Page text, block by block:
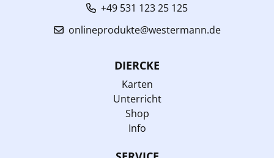
+49 531 123 25 125
onlineprodukte@westermann.de
DIERCKE
Karten
Unterricht
Shop
Info